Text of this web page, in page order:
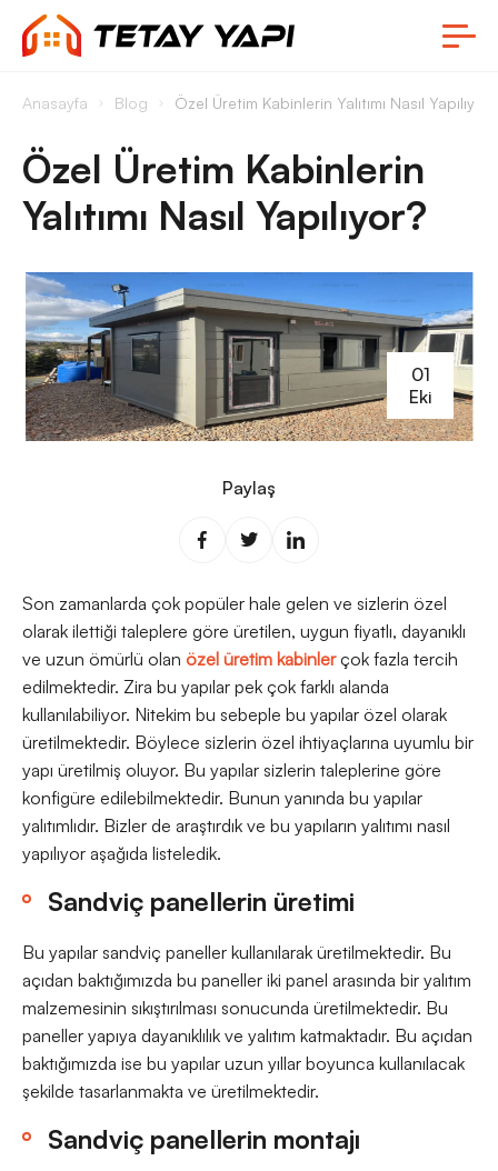
Anasayfa Blog Özel Üretim Kabinlerin Yalıtımı Nasıl Yapılıyor?
Özel Üretim Kabinlerin
Yalıtımı Nasıl Yapılıyor?
01
Eki
Paylaş
Son zamanlarda çok popüler hale gelen ve sizlerin özel
olarak ilettiği taleplere göre üretilen, uygun fiyatlı, dayanıklı
ve uzun ömürlü olan özel üretim kabinlerçok fazla tercih
edilmektedir. Zira bu yapılar pek çok farklı alanda
kullanılabiliyor. Nitekim bu sebeple bu yapılar özel olarak
üretilmektedir. Böylece sizlerin özel ihtiyaçlarına uyumlu bir
yapı üretilmiş oluyor. Bu yapılar sizlerin taleplerine göre
konfigüre edilebilmektedir. Bunun yanında bu yapılar
yalıtımlıdır. Bizler de araştırdık ve bu yapıların yalıtımı nasıl
yapılıyor aşağıda listeledik.
Sandviç panellerin üretimi
Bu yapılar sandviç paneller kullanılarak üretilmektedir. Bu
açıdan baktığımızda bu paneller iki panel arasında bir yalıtım
malzemesinin sıkıştırılması sonucunda üretilmektedir. Bu
paneller yapıya dayanıklılık ve yalıtım katmaktadır. Bu açıdan
baktığımızda ise bu yapılar uzun yıllar boyunca kullanılacak
şekilde tasarlanmakta ve üretilmektedir.
Sandviç panellerin montajı